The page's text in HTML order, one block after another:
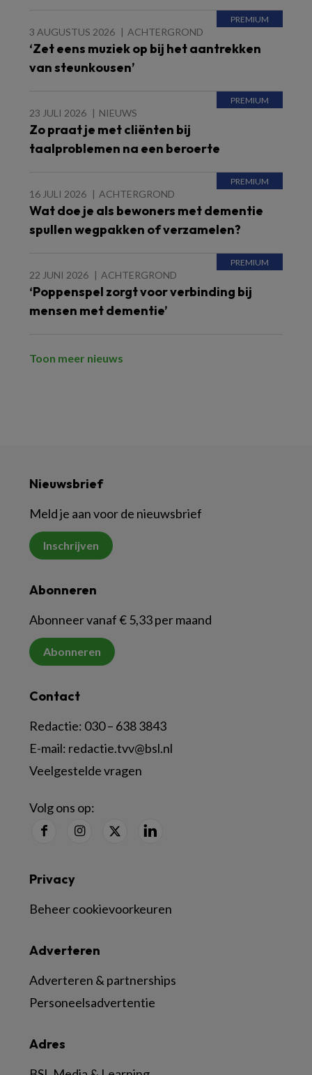
3 AUGUSTUS 2026 ACHTERGROND
‘Zet eens muziek op bij het aantrekken
van steunkousen’
23 JULI 2026 NIEUWS
Zo praat je met cliënten bij
taalproblemen na een beroerte
16 JULI 2026 ACHTERGROND
Wat doe je als bewoners met dementie
spullen wegpakken of verzamelen?
22 JUNI 2026 ACHTERGROND
‘Poppenspel zorgt voor verbinding bij
mensen met dementie’
Toon meer nieuws
Nieuwsbrief
Meld je aan voor de nieuwsbrief
Inschrijven
Abonneren
Abonneer vanaf € 5,33 per maand
Abonneren
Contact
Redactie: 030 – 638 3843
E-mail: redactie.tvv@bsl.nl
Veelgestelde vragen
Volg ons op:
Adres
Adverteren
Adverteren & partnerships
Personeelsadvertentie
Privacy
Beheer cookievoorkeuren